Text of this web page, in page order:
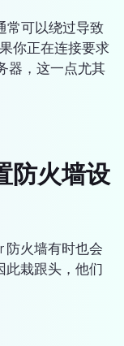
常可以绕过导致
你正在连接要求
器，这一点尤其
防火墙设
防火墙有时也会
此栽跟头，他们